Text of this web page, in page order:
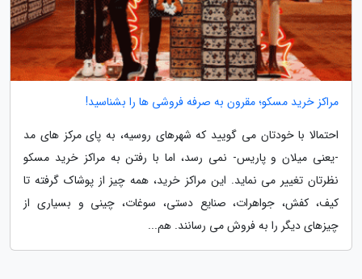
مراکز خرید مسکو؛ مقرون به صرفه فروشی ها را بشناسید!
احتمالا با خودتان می گویید که شهرهای روسیه، به پای مرکز های مد
-یعنی میلان و پاریس- نمی رسد، اما با رفتن به مراکز خرید مسکو
نظرتان تغییر می نماید. این مراکز خرید، همه چیز از پوشاک گرفته تا
کیف، کفش، جواهرات، صنایع دستی، سوغات، چینی و بسیاری از
چیزهای دیگر را به فروش می رسانند. هم...